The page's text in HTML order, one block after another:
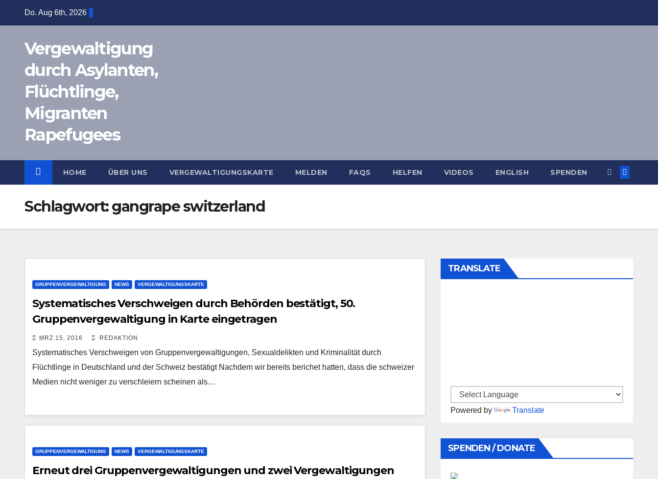
Do. Aug 6th, 2026
Vergewaltigung
durch Asylanten,
Flüchtlinge,
Migranten
Rapefugees
HOME ÜBER UNS VERGEWALTIGUNGSKARTE MELDEN FAQS HELFEN VIDEOS ENGLISH SPENDEN
Schlagwort:gangrape switzerland
GRUPPENVERGEWALTIGUNG NEWS VERGEWALTIGUNGSKARTE
Systematisches Verschweigen durch Behörden bestätigt, 50.
Gruppenvergewaltigung in Karte eingetragen
MRZ 15, 2016 REDAKTION
Systematisches Verschweigen von Gruppenvergewaltigungen, Sexualdelikten und Kriminalität durch
Flüchtlinge in Deutschland und der Schweiz bestätigt Nachdem wir bereits berichet hatten, dass die schweizer
Medien nicht weniger zu verschleiern scheinen als…
GRUPPENVERGEWALTIGUNG NEWS VERGEWALTIGUNGSKARTE
Erneut drei Gruppenvergewaltigungen und zwei Vergewaltigungen
TRANSLATE
Powered by Translate
SPENDEN / DONATE